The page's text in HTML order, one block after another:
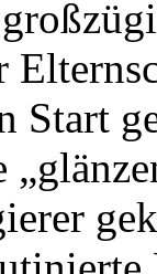
Start